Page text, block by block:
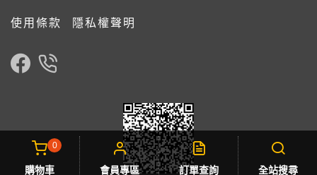
使用條款 隱私權聲明
0
購物車 會員專區 訂單查詢 全站搜尋